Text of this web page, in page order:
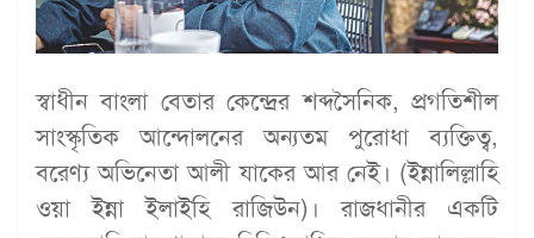
স্বাধীন বাংলা বেতার কেন্দ্রের শব্দসৈনিক, প্রগতিশীল
সাংস্কৃতিক আন্দোলনের অন্যতম পুরোধা ব্যক্তিত্ব,
বরেণ্য অভিনেতা আলী যাকের আর নেই। (ইন্নালিল্লাহি
ওয়া ইন্না ইলাইহি রাজিউন)। রাজধানীর একটি